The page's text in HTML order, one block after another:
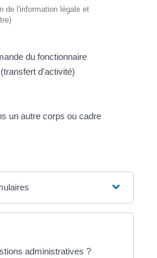
de l'information légale et
du fonctionnaire
d'activité)
un autre corps ou cadre
administratives ?